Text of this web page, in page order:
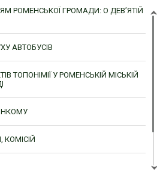
РОМЕНСЬКОЇ ГРОМАДИ: О ДЕВ’ЯТІЙ
АВТОБУСІВ
ТОПОНІМІЇ У РОМЕНСЬКІЙ МІСЬКІЙ
КОМІСІЙ